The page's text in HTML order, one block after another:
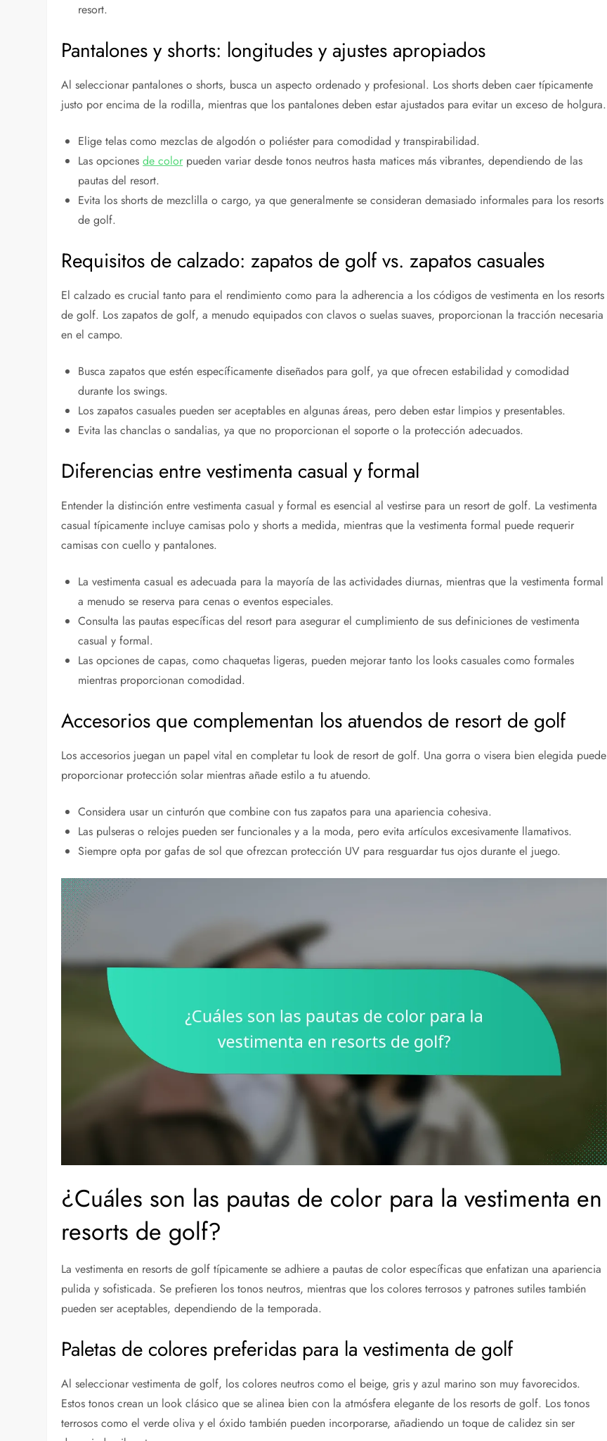
resort.
Pantalones y shorts: longitudes y ajustes apropiados
Al seleccionar pantalones o shorts, busca un aspecto ordenado y profesional. Los shorts deben caer típicamente
justo por encima de la rodilla, mientras que los pantalones deben estar ajustados para evitar un exceso de holgura.
Elige telas como mezclas de algodón o poliéster para comodidad y transpirabilidad.
Las opcionesde color pueden variar desde tonos neutros hasta matices más vibrantes, dependiendo de las
pautas del resort.
Evita los shorts de mezclilla o cargo, ya que generalmente se consideran demasiado informales para los resorts
de golf.
Requisitos de calzado: zapatos de golf vs. zapatos casuales
El calzado es crucial tanto para el rendimiento como para la adherencia a los códigos de vestimenta en los resorts
de golf. Los zapatos de golf, a menudo equipados con clavos o suelas suaves, proporcionan la tracción necesaria
en el campo.
Busca zapatos que estén específicamente diseñados para golf, ya que ofrecen estabilidad y comodidad
durante los swings.
Los zapatos casuales pueden ser aceptables en algunas áreas, pero deben estar limpios y presentables.
Evita las chanclas o sandalias, ya que no proporcionan el soporte o la protección adecuados.
Diferencias entre vestimenta casual y formal
Entender la distinción entre vestimenta casual y formal es esencial al vestirse para un resort de golf. La vestimenta
casual típicamente incluye camisas polo y shorts a medida, mientras que la vestimenta formal puede requerir
camisas con cuello y pantalones.
La vestimenta casual es adecuada para la mayoría de las actividades diurnas, mientras que la vestimenta formal
a menudo se reserva para cenas o eventos especiales.
Consulta las pautas específicas del resort para asegurar el cumplimiento de sus definiciones de vestimenta
casual y formal.
Las opciones de capas, como chaquetas ligeras, pueden mejorar tanto los looks casuales como formales
mientras proporcionan comodidad.
Accesorios que complementan los atuendos de resort de golf
Los accesorios juegan un papel vital en completar tu look de resort de golf. Una gorra o visera bien elegida puede
proporcionar protección solar mientras añade estilo a tu atuendo.
Considera usar un cinturón que combine con tus zapatos para una apariencia cohesiva.
Las pulseras o relojes pueden ser funcionales y a la moda, pero evita artículos excesivamente llamativos.
Siempre opta por gafas de sol que ofrezcan protección UV para resguardar tus ojos durante el juego.
¿Cuáles son las pautas de color para la vestimenta en
resorts de golf?
La vestimenta en resorts de golf típicamente se adhiere a pautas de color específicas que enfatizan una apariencia
pulida y sofisticada. Se prefieren los tonos neutros, mientras que los colores terrosos y patrones sutiles también
pueden ser aceptables, dependiendo de la temporada.
Paletas de colores preferidas para la vestimenta de golf
Al seleccionar vestimenta de golf, los colores neutros como el beige, gris y azul marino son muy favorecidos.
Estos tonos crean un look clásico que se alinea bien con la atmósfera elegante de los resorts de golf. Los tonos
terrosos como el verde oliva y el óxido también pueden incorporarse, añadiendo un toque de calidez sin ser